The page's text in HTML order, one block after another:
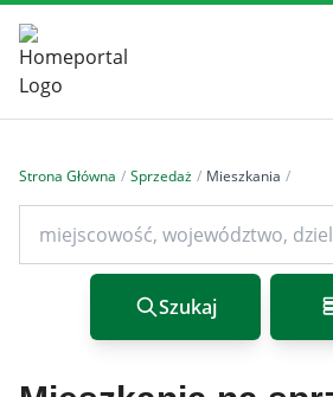
Strona Główna / Sprzedaż / Mieszkania /
Szukaj